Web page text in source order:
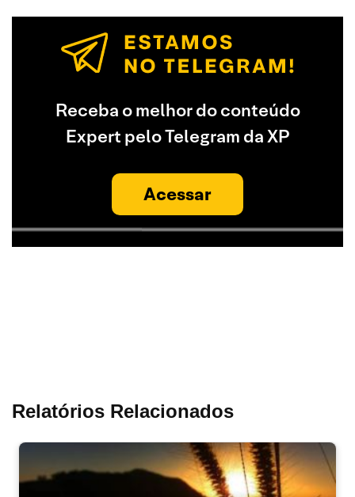
Receba o melhor do conteúdo
Expert pelo Telegram da XP
Acessar
Relatórios Relacionados